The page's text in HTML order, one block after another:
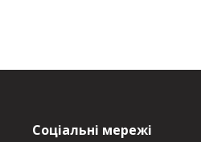
Соціальні мережі